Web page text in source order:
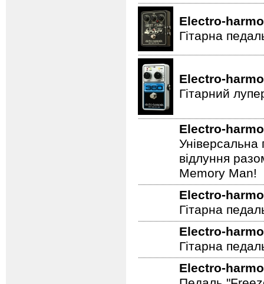
Electro-
Гітарна
Electro-
Гітарний
Electro-
Універсальна
відлуння
Memory Man!
Electro-
Гітарна
Electro-
Гітарна